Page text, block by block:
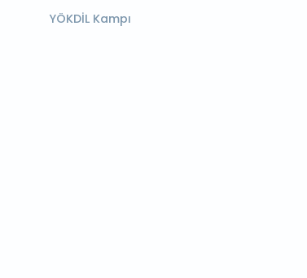
YÖKDİL Kampı